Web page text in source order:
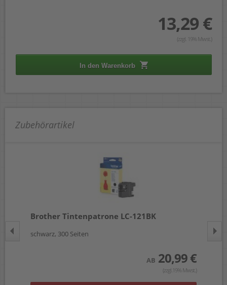
13,29 €
(zzgl. 19% Mwst.)
In den Warenkorb
Zubehörartikel
Brother Tintenpatrone LC-121BK
schwarz, 300 Seiten
AB 20,99 €
(zzgl.19% Mwst.)